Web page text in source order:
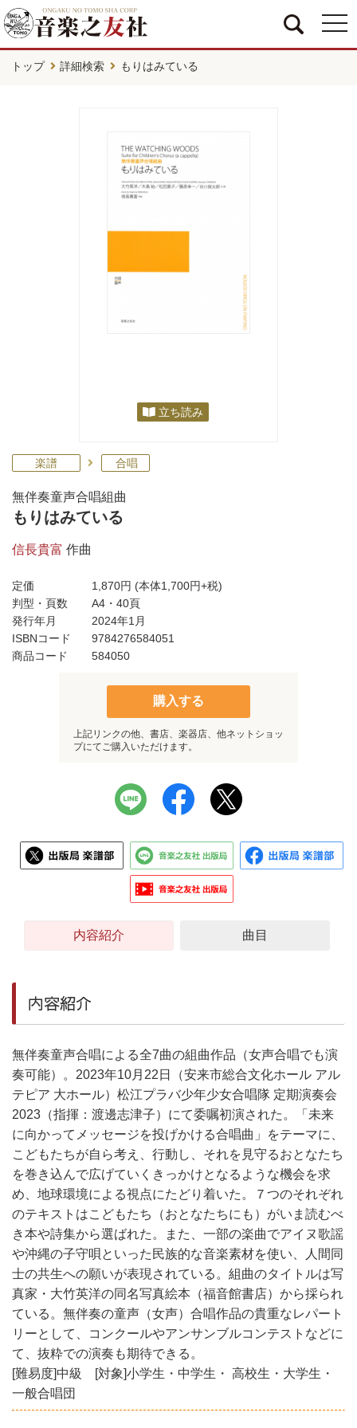
トップ 詳細検索 もりはみている
立ち読み
楽譜 合唱
無伴奏童声合唱組曲
もりはみている
信長貴富 作曲
定価 1,870円 (本体1,700円+税)
判型・頁数
A4・40頁
発行年月
2024年1月
ISBNコード
9784276584051
商品コード
584050
購入する
上記リンクの他、書店、楽器店、他ネットショッ
プにてご購入いただけます。
内容紹介 曲目
内容紹介
無伴奏童声合唱による全7曲の組曲作品（女声合唱でも演
奏可能）。2023年10月22日（安来市総合文化ホール アル
テピア 大ホール）松江プラバ少年少女合唱隊 定期演奏会
2023（指揮：渡邊志津子）にて委嘱初演された。「未来
に向かってメッセージを投げかける合唱曲」をテーマに、
こどもたちが自ら考え、行動し、それを見守るおとなたち
を巻き込んで広げていくきっかけとなるような機会を求
め、地球環境による視点にたどり着いた。７つのそれぞれ
のテキストはこどもたち（おとなたちにも）がいま読むべ
き本や詩集から選ばれた。また、一部の楽曲でアイヌ歌謡
や沖縄の子守唄といった民族的な音楽素材を使い、人間同
士の共生への願いが表現されている。組曲のタイトルは写
真家・大竹英洋の同名写真絵本（福音館書店）から採られ
ている。無伴奏の童声（女声）合唱作品の貴重なレパート
リーとして、コンクールやアンサンブルコンテストなどに
て、抜粋での演奏も期待できる。
[難易度]中級 [対象]小学生・中学生・ 高校生・大学生・
一般合唱団